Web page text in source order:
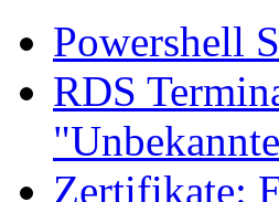
Powershell
RDS
Zertifikate: